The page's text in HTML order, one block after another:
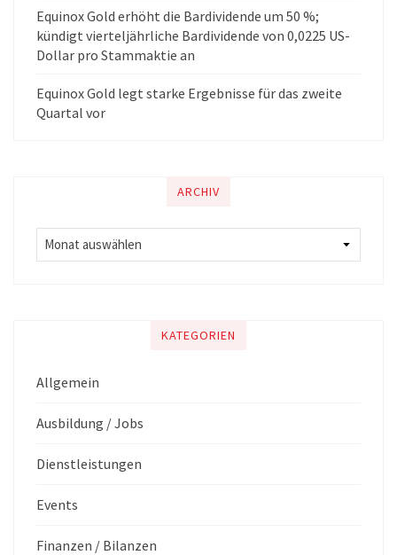
Equinox Gold erhöht die Bardividende um 50 %;
kündigt vierteljährliche Bardividende von 0,0225 US-
Dollar pro Stammaktie an
Equinox Gold legt starke Ergebnisse für das zweite
Quartal vor
ARCHIV
KATEGORIEN
Allgemein
Ausbildung / Jobs
Dienstleistungen
Events
Finanzen / Bilanzen